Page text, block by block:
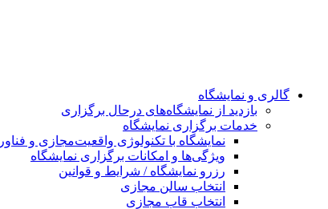
گالری و نمایشگاه
بازدید از نمایشگاه‌های درحال برگزاری
خدمات برگزاری نمایشگاه
نمایشگاه با تکنولوژی واقعیت‌مجازی و
ویژگی‌ها و امکانات برگزاری نمایشگاه
رزرو نمایشگاه / شرایط و قوانین
انتخاب سالن مجازی
انتخاب قاب مجازی